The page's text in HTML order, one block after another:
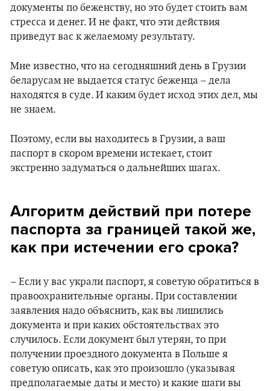
документы по беженству, но это будет стоить вам
стресса и денег. И не факт, что эти действия
приведут вас к желаемому результату.
Мне известно, что на сегодняшний день в Грузии
беларусам не выдается статус беженца – дела
находятся в суде. И каким будет исход этих дел, мы
не знаем.
Поэтому, если вы находитесь в Грузии, а ваш
паспорт в скором времени истекает, стоит
экстренно задуматься о дальнейших шагах.
Алгоритм действий при потере
паспорта за границей такой же,
как при истечении его срока?
– Если у вас украли паспорт, я советую обратиться в
правоохранительные органы. При составлении
заявления надо объяснить, как вы лишились
документа и при каких обстоятельствах это
случилось. Если документ был утерян, то при
получении проездного документа в Польше я
советую описать, как это произошло (указывая
предполагаемые даты и место) и какие шаги вы